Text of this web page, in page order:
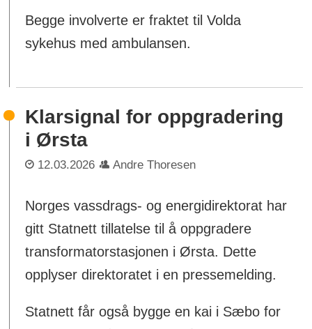
Begge involverte er fraktet til Volda
sykehus med ambulansen.
Klarsignal for oppgradering
i Ørsta
12.03.2026 Andre Thoresen
Norges vassdrags- og energidirektorat har
gitt Statnett tillatelse til å oppgradere
transformatorstasjonen i Ørsta. Dette
opplyser direktoratet i en pressemelding.
Statnett får også bygge en kai i Sæbo for